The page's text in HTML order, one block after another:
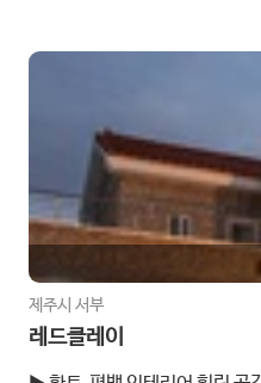
제주시 서부
레드클레이